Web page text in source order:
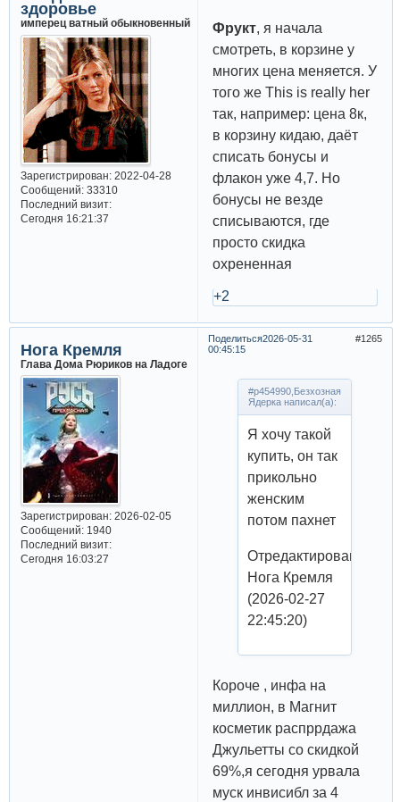
здоровье
имперец ватный обыкновенный
Зарегистрирован: 2022-04-28
Сообщений:33310
Последний визит:
Сегодня 16:21:37
Фрукт, я начала
смотреть, в корзине у
многих цена меняется. У
того же This is really her
так, например: цена 8к,
в корзину кидаю, даёт
списать бонусы и
флакон уже 4,7. Но
бонусы не везде
списываются, где
просто скидка
охрененная
+2
Поделиться 1265
2026-05-31
00:45:15
Нога Кремля
Глава Дома Рюриков на Ладоге
Зарегистрирован: 2026-02-05
Сообщений:1940
Последний визит:
Сегодня 16:03:27
#p454990,Безхозная
Ядерка написал(а):
Я хочу такой
купить, он так
прикольно
женским
потом пахнет
Отредактировано
Нога Кремля
(2026-02-27
22:45:20)
Короче , инфа на
миллион, в Магнит
косметик распррдажа
Джульетты со скидкой
69%,я сегодня урвала
муск инвисибл за 4